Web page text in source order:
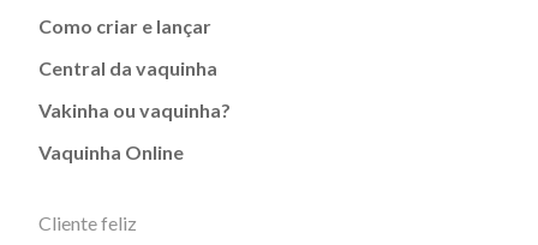
Como criar e lançar
Central da vaquinha
Vakinha ou vaquinha?
Vaquinha Online
Cliente feliz